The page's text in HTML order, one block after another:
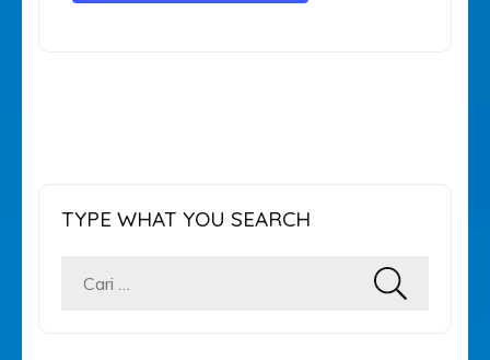
TYPE WHAT YOU SEARCH
Cari